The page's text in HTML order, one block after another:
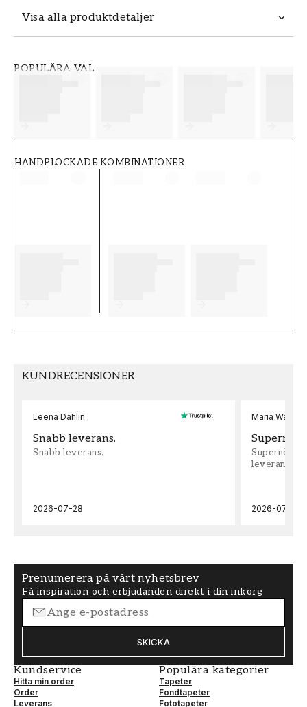
Visa alla produktdetaljer
POPULÄRA VAL
HANDPLOCKADE KOMBINATIONER
KUNDRECENSIONER
Leena Dahlin
Snabb leverans.
Snabb leverans.
2026-07-28
Maria
leveran,
2026-07-22
Prenumerera på vårt nyhetsbrev
Få inspiration och erbjudanden direkt i din inkorg
SKICKA
Kundservice
Hitta min order
Order
Leverans
Populära kategorier
Tapeter
Fondtapeter
Fototapeter